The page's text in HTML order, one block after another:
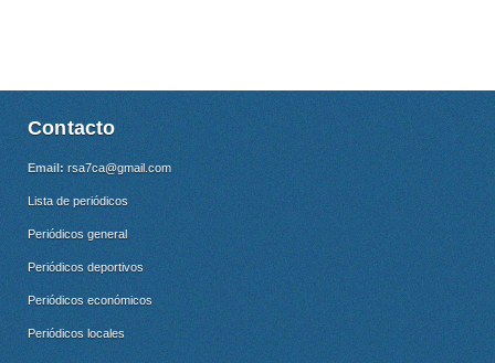
Contacto
Email: rsa7ca@gmail.com
Lista de periódicos
Periódicos general
Periódicos deportivos
Periódicos económicos
Periódicos locales